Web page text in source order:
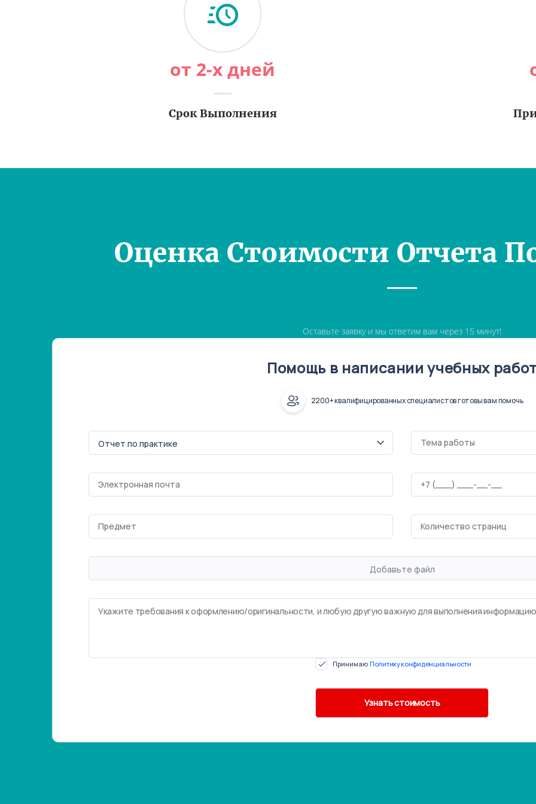
от 2-х дней
Срок Выполнения
Оценка Стоимости Отчета
Оставьте заявку и мы ответим вам через 15 минут!
Помощь в написании учебных
2200+ квалифицированных специалистов готовы вам помочь
Добавьте файл
Принимаю Политику конфиденциальности